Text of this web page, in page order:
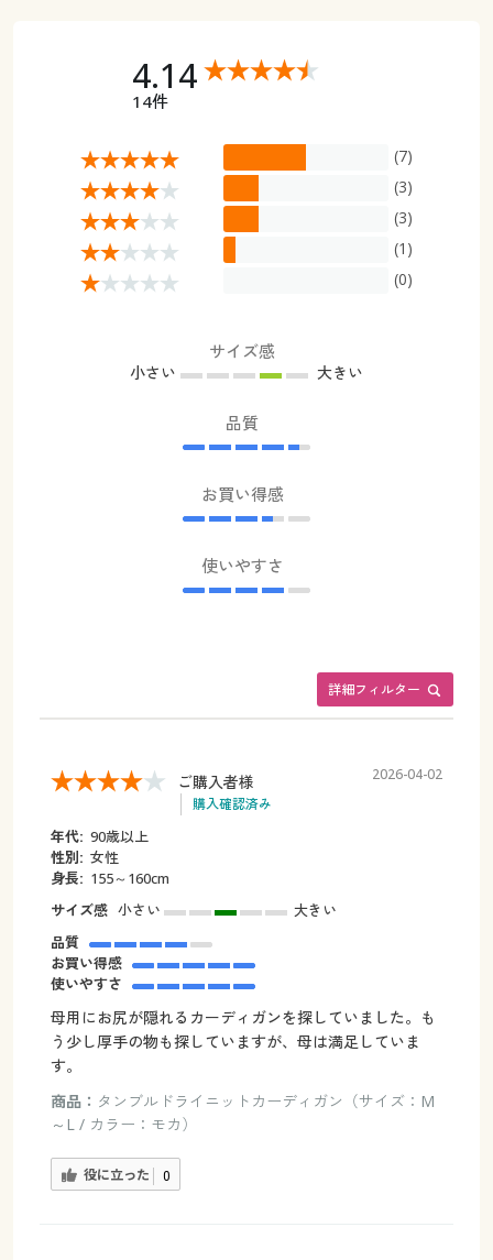
4.14
14件
(7)
(3)
(3)
(1)
(0)
サイズ感
小さい 大きい
品質
お買い得感
使いやすさ
詳細フィルター
ご購入者様
購入確認済み
2026-04-02
年代: 90歳以上
性別: 女性
身長: 155～160cm
サイズ感 小さい
大きい
品質
お買い得感
使いやすさ
母用にお尻が隠れるカーディガンを探していました。も
う少し厚手の物も探していますが、母は満足していま
す。
商品： タンブルドライニットカーディガン（サイズ：M
～L / カラー：モカ）
役に立った 0